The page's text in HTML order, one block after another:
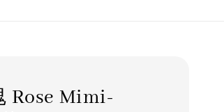
Rose Mimi-